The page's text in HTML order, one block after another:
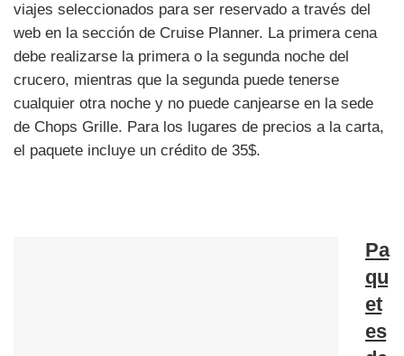
viajes seleccionados para ser reservado a través del
web en la sección de Cruise Planner. La primera cena
debe realizarse la primera o la segunda noche del
crucero, mientras que la segunda puede tenerse
cualquier otra noche y no puede canjearse en la sede
de Chops Grille. Para los lugares de precios a la carta,
el paquete incluye un crédito de 35$.
Pa
qu
et
es